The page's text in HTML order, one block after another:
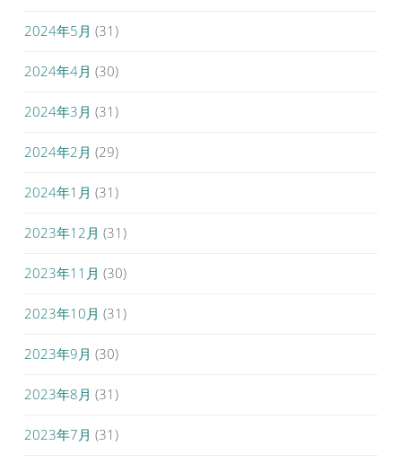
2024年5月 (31)
2024年4月 (30)
2024年3月 (31)
2024年2月 (29)
2024年1月 (31)
2023年12月 (31)
2023年11月 (30)
2023年10月 (31)
2023年9月 (30)
2023年8月 (31)
2023年7月 (31)